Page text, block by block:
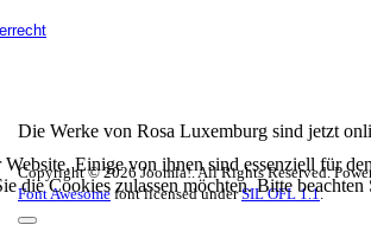
Die Werke von Rosa Luxemburg sind jetzt
Copyright © 2026 Joomla!. All Rights Reserved.
Font Awesome font licensed underSIL OFL 1.1.
Einige von ihnen sind essenziell für
die Cookies zulassen möchten. Bitte